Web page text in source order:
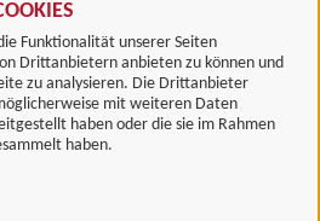
Funktionalität unserer Seiten
Drittanbietern anbieten zu können und
zu analysieren. Die Drittanbieter
mit weiteren Daten
haben oder die sie im Rahmen
haben.